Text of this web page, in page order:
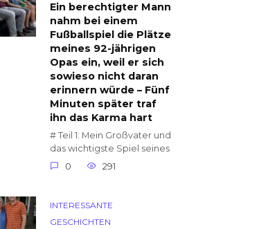
Ein berechtigter Mann
nahm bei einem
Fußballspiel die Plätze
meines 92-jährigen
Opas ein, weil er sich
sowieso nicht daran
erinnern würde – Fünf
Minuten später traf
ihn das Karma hart
# Teil 1: Mein Großvater und
das wichtigste Spiel seines
0
291
INTERESSANTE
GESCHICHTEN